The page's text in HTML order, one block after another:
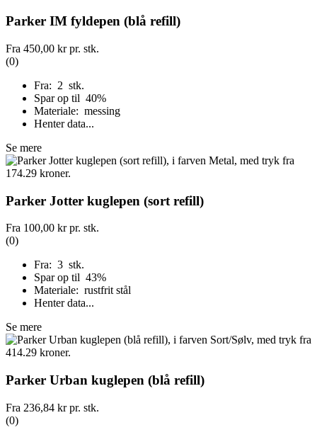
Parker IM fyldepen (blå refill)
Fra 450,00 krpr. stk.
(0)
Fra: 2 stk.
Spar op til 40%
Materiale: messing
Henter data...
Se mere
Parker Jotter kuglepen (sort refill)
Fra 100,00 krpr. stk.
(0)
Fra: 3 stk.
Spar op til 43%
Materiale: rustfrit stål
Henter data...
Se mere
Parker Urban kuglepen (blå refill)
Fra 236,84 krpr. stk.
(0)